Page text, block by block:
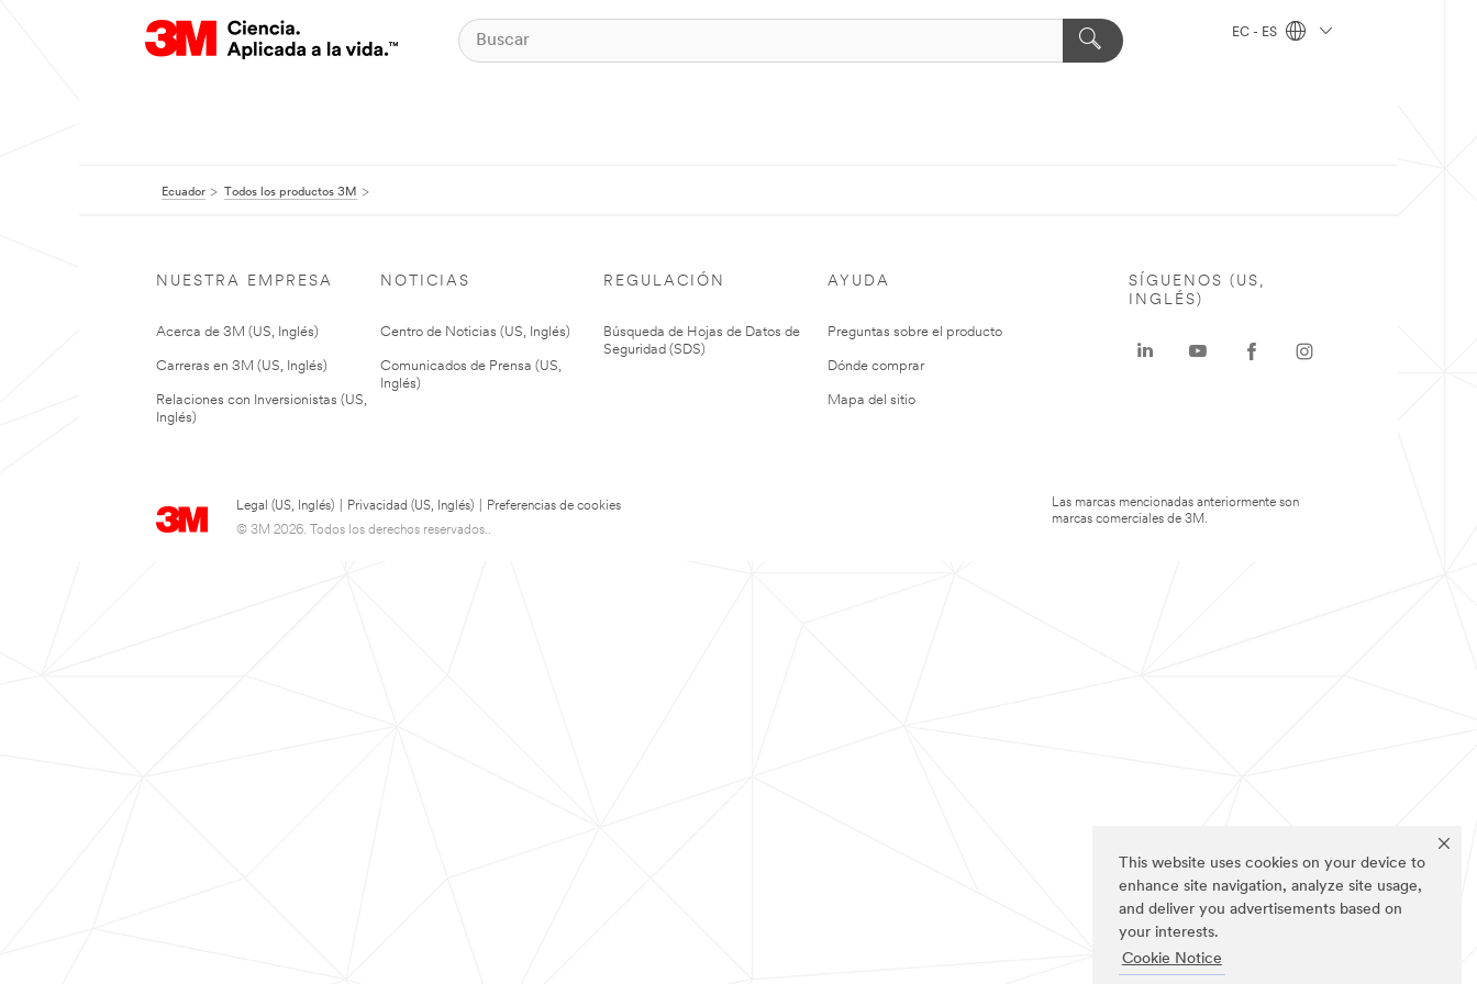
This website uses cookies on your device to
enhance site navigation, analyze site usage,
and deliver you advertisements based on
your interests.
Cookie Notice
EC - ES
Ecuador Todos los productos 3M
NUESTRA EMPRESA
Acerca de 3M (US, Inglés)
Carreras en 3M (US, Inglés)
Relaciones con Inversionistas (US,
Inglés)
NOTICIAS
Centro de Noticias (US, Inglés)
Comunicados de Prensa (US,
Inglés)
REGULACIÓN
Búsqueda de Hojas de Datos de
Seguridad (SDS)
AYUDA
Preguntas sobre el producto
Dónde comprar
Mapa del sitio
Legal (US, Inglés) Privacidad (US, Inglés)
Preferencias de cookies
© 3M 2026. Todos los derechos reservados..
SÍGUENOS (US,
INGLÉS)
Las marcas mencionadas anteriormente son
marcas comerciales de 3M.